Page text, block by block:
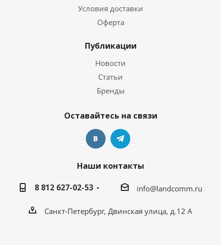
Условия доставки
Оферта
Публикации
Новости
Статьи
Бренды
Оставайтесь на связи
Наши контакты
8 812 627-02-53
info@landcomm.ru
Санкт-Петербург, Двинская улица, д.12 А